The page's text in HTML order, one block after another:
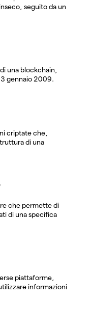
seguito da un
una blockchain,
gennaio 2009.
criptate che,
di una
che permette di
di una specifica
piattaforme,
informazioni